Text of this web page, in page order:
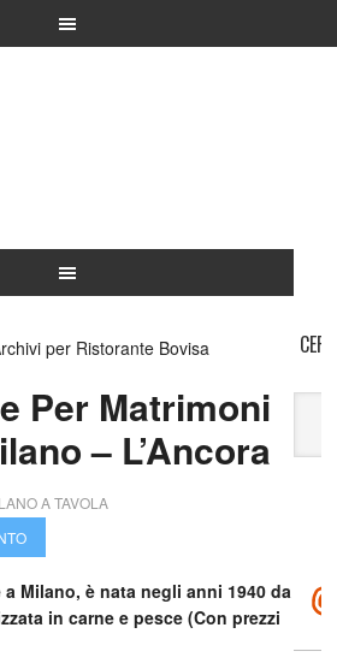
per Ristorante Bovisa
Per Matrimoni
– L’Ancora
A TAVOLA
a Milano, è nata negli anni 1940 da
in carne e pesce (Con prezzi